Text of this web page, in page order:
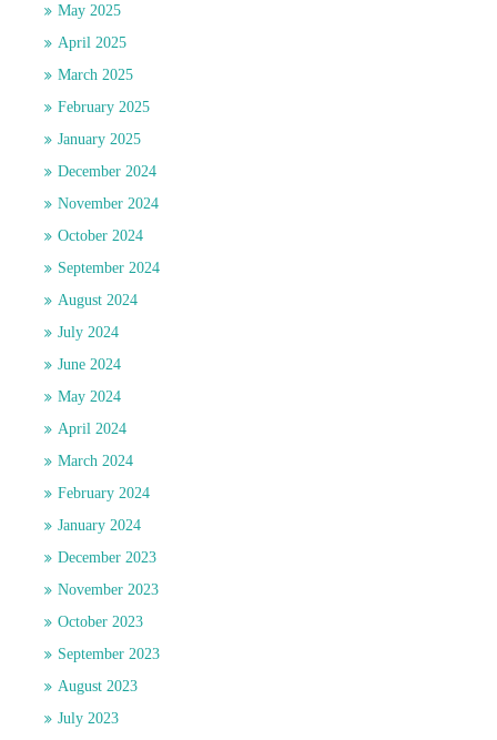
May 2025
April 2025
March 2025
February 2025
January 2025
December 2024
November 2024
October 2024
September 2024
August 2024
July 2024
June 2024
May 2024
April 2024
March 2024
February 2024
January 2024
December 2023
November 2023
October 2023
September 2023
August 2023
July 2023